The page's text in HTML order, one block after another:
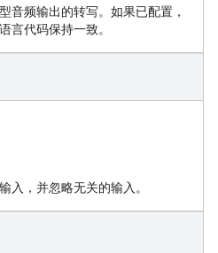
音频输出的转写。如果已配置，
言代码保持一致。
入，并忽略无关的输入。